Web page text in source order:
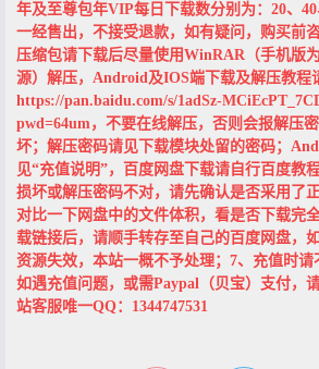
年及至尊包年VIP每日下载数分别为：20、
一经售出，不接受退款，如有疑问，购买前
压缩包请下载后尽量使用WinRAR（手机版
源）解压，Android及IOS端下载及解压教程
https://pan.baidu.com/s/1adSz-
pwd=64um，不要在线解压，否则会报解压
坏；解压密码请见下载模块处留的密码；
见“充值说明”，百度网盘下载请自行百度教
损坏或解压密码不对，请先确认是否采用了
对比一下网盘中的文件体积，看是否下载完
载链接后，请顺手转存至自己的百度网盘，
资源失效，本站一概不予处理；7、充值时
如遇充值问题，或需Paypal（贝宝）支付，
站客服唯一QQ：1344747531